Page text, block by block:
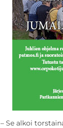
– Se alkoi